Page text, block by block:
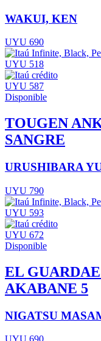
WAKUI, KEN
UYU 690
UYU 518
UYU 587
Disponible
TOUGEN
SANGRE
URUSHIBARA
UYU 790
UYU 593
UYU 672
Disponible
EL
AKABANE 5
NIGATSU